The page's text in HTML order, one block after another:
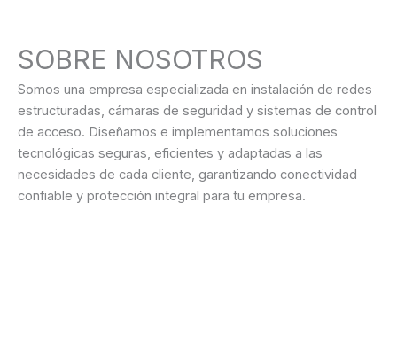
SOBRE NOSOTROS
Somos una empresa especializada en instalación de redes
estructuradas, cámaras de seguridad y sistemas de control
de acceso. Diseñamos e implementamos soluciones
tecnológicas seguras, eficientes y adaptadas a las
necesidades de cada cliente, garantizando conectividad
confiable y protección integral para tu empresa.